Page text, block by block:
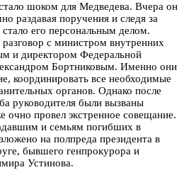
шоком для Медведева. Вчера он
раздавая поручения и следя за
его персональным делом.
с министром внутренних
и директором Федеральной
Бортниковым. Именно они
координировать все необходимые
органов. Однако после
руководителя были вызваны
очно провел экстренное совещание.
и семьям погибших в
на полпреда президента в
бывшего генпрокурора и
Устинова.